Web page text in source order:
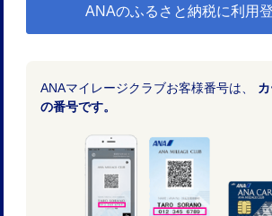
ANAのふるさと納税に利用
ANAマイレージクラブお客様番号は、
の番号です。